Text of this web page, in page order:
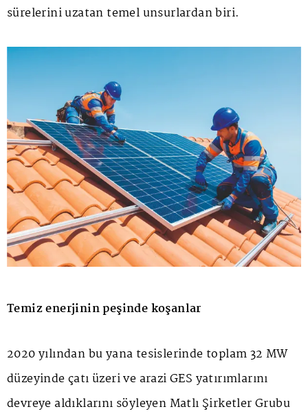
sürelerini uzatan temel unsurlardan biri.
Temiz enerjinin peşinde koşanlar
2020 yılından bu yana tesislerinde toplam 32 MW
düzeyinde çatı üzeri ve arazi GES yatırımlarını
devreye aldıklarını söyleyen Matlı Şirketler Grubu